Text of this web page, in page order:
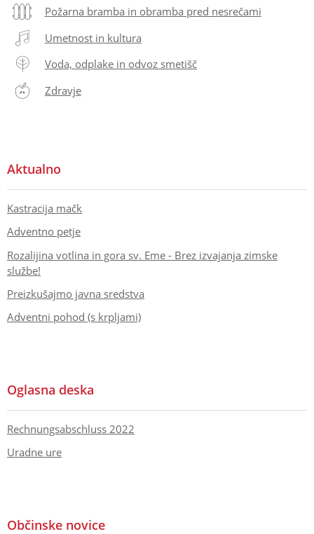
Požarna bramba in obramba pred nesrečami
Umetnost in kultura
Voda, odplake in odvoz smetišč
Zdravje
Aktualno
Kastracija mačk
Adventno petje
Rozalijina votlina in gora sv. Eme - Brez izvajanja zimske
službe!
Preizkušajmo javna sredstva
Adventni pohod (s krpljami)
Oglasna deska
Rechnungsabschluss 2022
Uradne ure
Občinske novice